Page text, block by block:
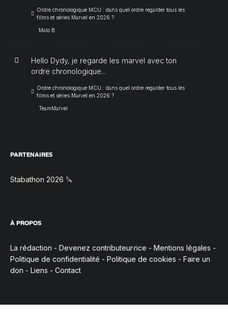
Ordre chronologique MCU : dans quel ordre regarder tous les
films et séries Marvel en 2026 ?
Malo B
Hello Dydy, je regarde les marvel avec ton
ordre chronologique...
Ordre chronologique MCU : dans quel ordre regarder tous les
films et séries Marvel en 2026 ?
TeamMarvel
PARTENAIRES
Stabathon 2026 🔪
À PROPOS
La rédaction - Devenez contributeur·rice - Mentions légales -
Politique de confidentialité - Politique de cookies - Faire un
don - Liens - Contact